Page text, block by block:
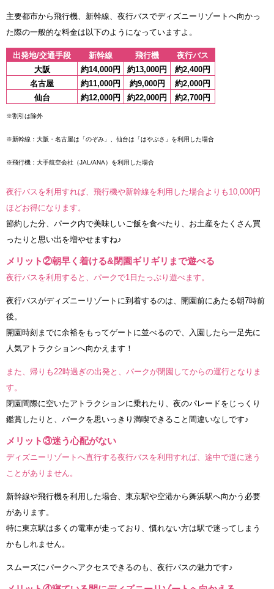
主要都市から飛行機、新幹線、夜行バスでディズニーリゾートへ向かっ
た際の一般的な料金は以下のようになっていますよ。
出発地/交通手段 新幹線 飛行機
夜行バス
大阪
約14,000円 約13,000円
約2,400円
名古屋
約11,000円 約9,000円
約2,000円
仙台
約12,000円 約22,000円 約2,700円
※割引は除外
※新幹線：大阪・名古屋は「のぞみ」、仙台は「はやぶさ」を利用した場合
※飛行機：大手航空会社（JAL/ANA）を利用した場合
夜行バスを利用すれば、飛行機や新幹線を利用した場合よりも10,000円
ほどお得になります。
節約した分、パーク内で美味しいご飯を食べたり、お土産をたくさん買
ったりと思い出を増やせますね♪
メリット②朝早く着ける&閉園ギリギリまで遊べる
夜行バスを利用すると、パークで1日たっぷり遊べます。
夜行バスがディズニーリゾートに到着するのは、開園前にあたる朝7時前
後。
開園時刻までに余裕をもってゲートに並べるので、入園したら一足先に
人気アトラクションへ向かえます！
また、帰りも22時過ぎの出発と、パークが閉園してからの運行となりま
す。
閉園間際に空いたアトラクションに乗れたり、夜のパレードをじっくり
鑑賞したりと、パークを思いっきり満喫できること間違いなしです♪
メリット③迷う心配がない
ディズニーリゾートへ直行する夜行バスを利用すれば、途中で道に迷う
ことがありません。
新幹線や飛行機を利用した場合、東京駅や空港から舞浜駅へ向かう必要
があります。
特に東京駅は多くの電車が走っており、慣れない方は駅で迷ってしまう
かもしれません。
スムーズにパークへアクセスできるのも、夜行バスの魅力です♪